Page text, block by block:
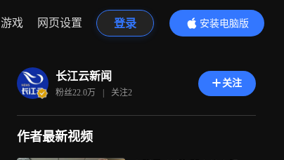
游戏 网页设置 登录
安装电脑版
内容更精彩
长江云新闻
粉丝22.0万 | 关注2
关注
作者最新视频